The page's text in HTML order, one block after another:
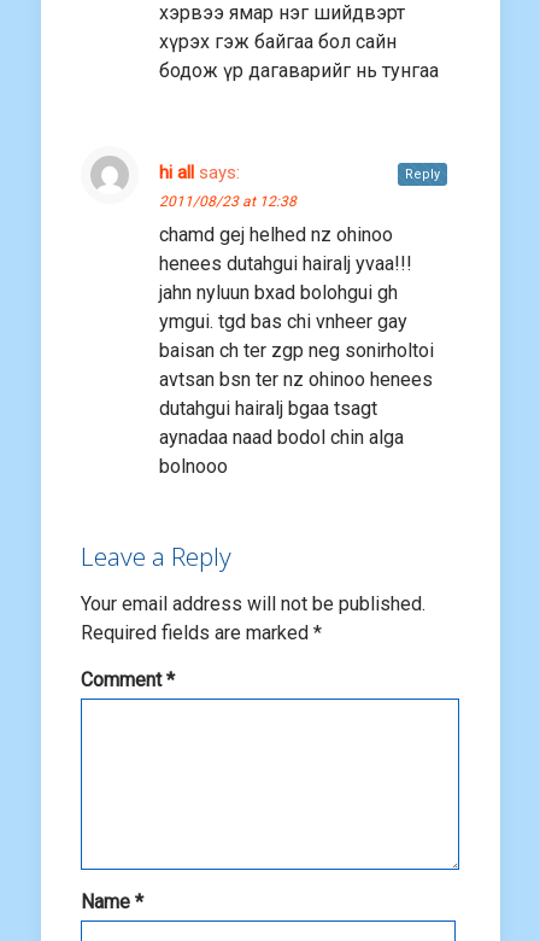
хэрвээ ямар нэг шийдвэрт
хүрэх гэж байгаа бол сайн
бодож үр дагаварийг нь тунгаа
hi all says:
2011/08/23 at 12:38
chamd gej helhed nz ohinoo
henees dutahgui hairalj yvaa!!!
jahn nyluun bxad bolohgui gh
ymgui. tgd bas chi vnheer gay
baisan ch ter zgp neg sonirholtoi
avtsan bsn ter nz ohinoo henees
dutahgui hairalj bgaa tsagt
aynadaa naad bodol chin alga
bolnooo
Reply
Leave a Reply
Your email address will not be published.
Required fields are marked *
Comment*
Name *